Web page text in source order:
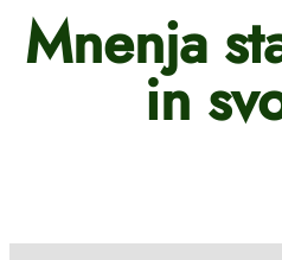
Mnenja
in